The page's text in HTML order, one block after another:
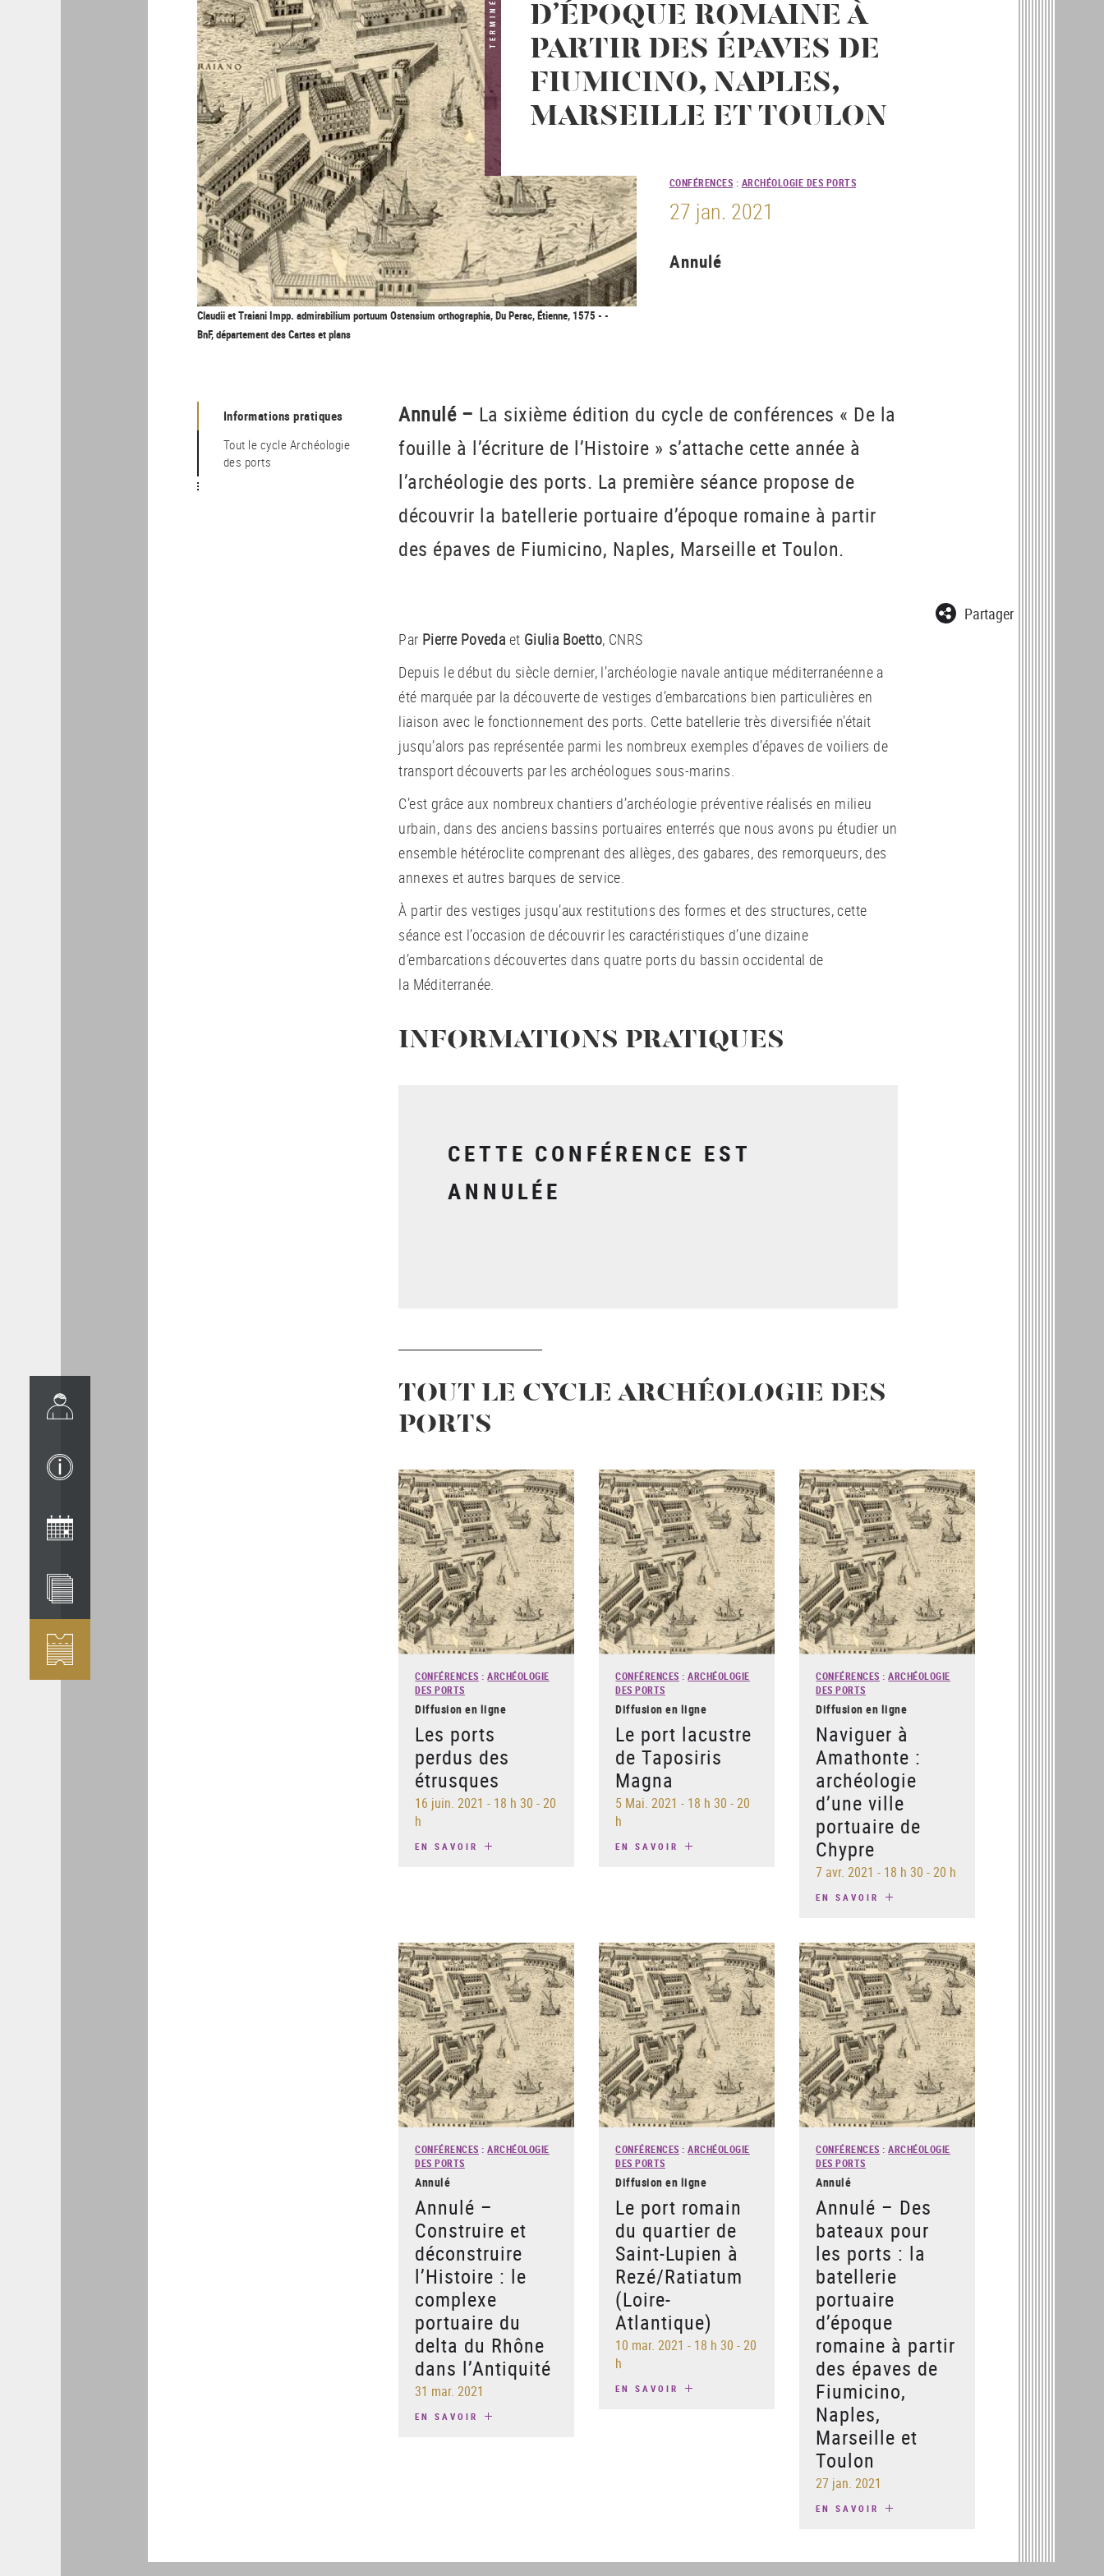
TERMINÉ
D’ÉPOQUE ROMAINE À
PARTIR DES ÉPAVES DE
FIUMICINO, NAPLES,
MARSEILLE ET TOULON
CONFÉRENCES : ARCHÉOLOGIE DES PORTS
27 jan. 2021
Annulé
Claudii et Traiani Impp. admirabilium portuum Ostensium orthographia, Du Perac, Étienne, 1575 - -
BnF, département des Cartes et plans
Informations pratiques
Tout le cycle Archéologie
des ports
Annulé – La sixième édition du cycle de conférences « De la
fouille à l’écriture de l’Histoire » s’attache cette année à
l’archéologie des ports. La première séance propose de
découvrir la batellerie portuaire d’époque romaine à partir
des épaves de Fiumicino, Naples, Marseille et Toulon.
Partager
Par Pierre Poveda et Giulia Boetto, CNRS
Depuis le début du siècle dernier, l’archéologie navale antique méditerranéenne a
été marquée par la découverte de vestiges d’embarcations bien particulières en
liaison avec le fonctionnement des ports. Cette batellerie très diversifiée n’était
jusqu’alors pas représentée parmi les nombreux exemples d’épaves de voiliers de
transport découverts par les archéologues sous-marins.
C’est grâce aux nombreux chantiers d’archéologie préventive réalisés en milieu
urbain, dans des anciens bassins portuaires enterrés que nous avons pu étudier un
ensemble hétéroclite comprenant des allèges, des gabares, des remorqueurs, des
annexes et autres barques de service.
À partir des vestiges jusqu’aux restitutions des formes et des structures, cette
séance est l’occasion de découvrir les caractéristiques d’une dizaine
d’embarcations découvertes dans quatre ports du bassin occidental de
la Méditerranée.
INFORMATIONS PRATIQUES
CETTE CONFÉRENCE EST
ANNULÉE
TOUT LE CYCLE ARCHÉOLOGIE DES
PORTS
CONFÉRENCES : ARCHÉOLOGIE
DES PORTS
Diffusion en ligne
Les ports
perdus des
étrusques
16 juin. 2021 - 18 h 30 - 20
h
EN SAVOIR
CONFÉRENCES : ARCHÉOLOGIE
DES PORTS
Diffusion en ligne
Le port lacustre
de Taposiris
Magna
5 Mai. 2021 - 18 h 30 - 20
h
EN SAVOIR
CONFÉRENCES : ARCHÉOLOGIE
DES PORTS
Diffusion en ligne
Naviguer à
Amathonte :
archéologie
d’une ville
portuaire de
Chypre
7 avr. 2021 - 18 h 30 - 20 h
EN SAVOIR
CONFÉRENCES : ARCHÉOLOGIE
DES PORTS
Annulé
Annulé –
Construire et
déconstruire
l’Histoire : le
complexe
portuaire du
delta du Rhône
dans l’Antiquité
31 mar. 2021
EN SAVOIR
CONFÉRENCES : ARCHÉOLOGIE
DES PORTS
Diffusion en ligne
Le port romain
du quartier de
Saint-Lupien à
Rezé/Ratiatum
(Loire-
Atlantique)
10 mar. 2021 - 18 h 30 - 20
h
EN SAVOIR
CONFÉRENCES : ARCHÉOLOGIE
DES PORTS
Annulé
Annulé – Des
bateaux pour
les ports : la
batellerie
portuaire
d’époque
romaine à partir
des épaves de
Fiumicino,
Naples,
Marseille et
Toulon
27 jan. 2021
EN SAVOIR